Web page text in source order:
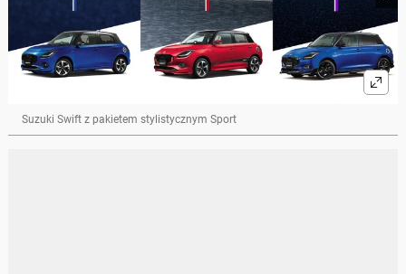
Suzuki Swift z pakietem stylistycznym Sport